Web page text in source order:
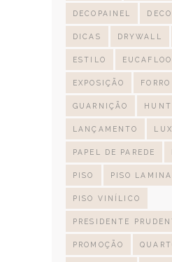
DECOPAINEL
DICAS DRYWALL
ESTILO
EXPOSIÇÃO
GUARNIÇÃO
LANÇAMENTO
PAPEL DE PAREDE
PISO PISO
PISO VINÍLICO
PRESIDENTE
PROMOÇÃO